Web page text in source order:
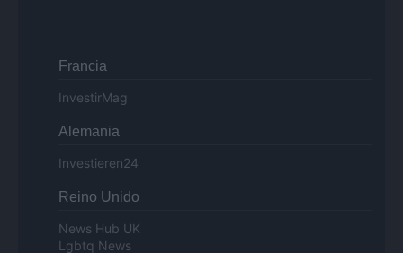
Francia
InvestirMag
Alemania
Investieren24
Reino Unido
News Hub UK
Lgbtq News